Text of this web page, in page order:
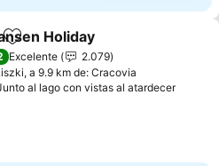
Añadir a favoritos
Holiday
Excelente
2.079
a 9.9 km de: Cracovia
al lago con vistas al atardecerVer